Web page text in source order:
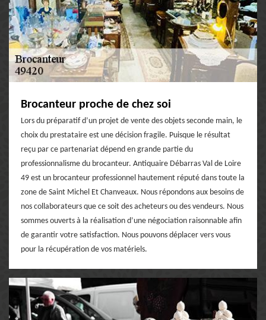
Brocanteur proche de chez soi
Lors du préparatif d’un projet de vente des objets seconde main, le
choix du prestataire est une décision fragile. Puisque le résultat
reçu par ce partenariat dépend en grande partie du
professionnalisme du brocanteur. Antiquaire Débarras Val de Loire
49 est un brocanteur professionnel hautement réputé dans toute la
zone de Saint Michel Et Chanveaux. Nous répondons aux besoins de
nos collaborateurs que ce soit des acheteurs ou des vendeurs. Nous
sommes ouverts à la réalisation d’une négociation raisonnable afin
de garantir votre satisfaction. Nous pouvons déplacer vers vous
pour la récupération de vos matériels.